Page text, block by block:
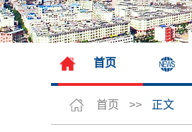
首页
首页 >> 正文